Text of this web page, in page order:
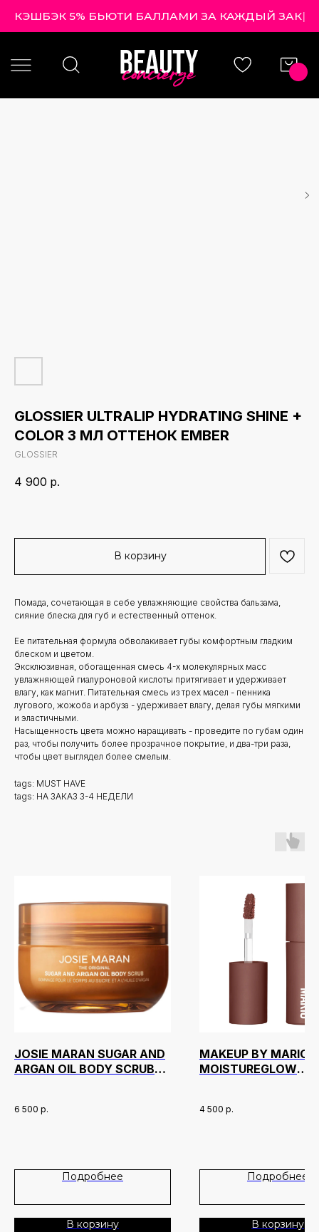
КЭШБЭК 5% БЬЮТИ БАЛЛАМИ ЗА КАЖДЫЙ|
GLOSSIER ULTRALIP HYDRATING SHINE +
COLOR 3 МЛ ОТТЕНОК EMBER
GLOSSIER
4 900 р.
В корзину
Помада, сочетающая в себе увлажняющие свойства бальзама,
сияние блеска для губ и естественный оттенок.
Ее питательная формула обволакивает губы комфортным гладким
блеском и цветом.
Эксклюзивная, обогащенная смесь 4-х молекулярных масс
увлажняющей гиалуроновой кислоты притягивает и удерживает
влагу, как магнит. Питательная смесь из трех масел - пенника
лугового, жожоба и арбуза - удерживает влагу, делая губы мягкими
и эластичными.
Насыщенность цвета можно наращивать - проведите по губам один
раз, чтобы получить более прозрачное покрытие, и два-три раза,
чтобы цвет выглядел более смелым.
tags: MUST HAVE
tags: НА ЗАКАЗ 3-4 НЕДЕЛИ
JOSIE MARAN SUGAR AND
ARGAN OIL BODY SCRUB
6 500 р.
Подробнее
В корзину
MAKEUP BY MARIO
MOISTUREGLOW
4 500 р.
Подробнее
В корзину
Политика Конфиденциальности
Лидеры продаж